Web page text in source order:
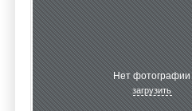
Нет фотографии
загрузить